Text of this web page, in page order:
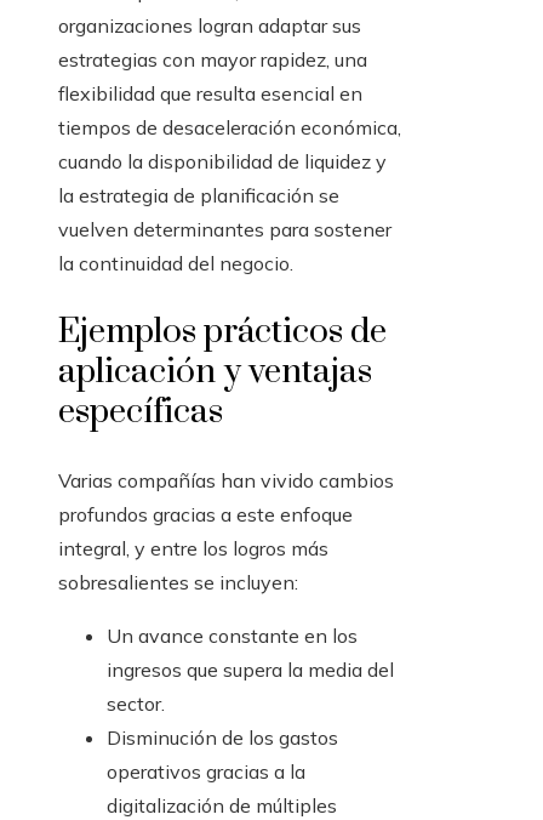
organizaciones logran adaptar sus
estrategias con mayor rapidez, una
flexibilidad que resulta esencial en
tiempos de desaceleración económica,
cuando la disponibilidad de liquidez y
la estrategia de planificación se
vuelven determinantes para sostener
la continuidad del negocio.
Ejemplos prácticos de
aplicación y ventajas
específicas
Varias compañías han vivido cambios
profundos gracias a este enfoque
integral, y entre los logros más
sobresalientes se incluyen:
Un avance constante en los
ingresos que supera la media del
sector.
Disminución de los gastos
operativos gracias a la
digitalización de múltiples